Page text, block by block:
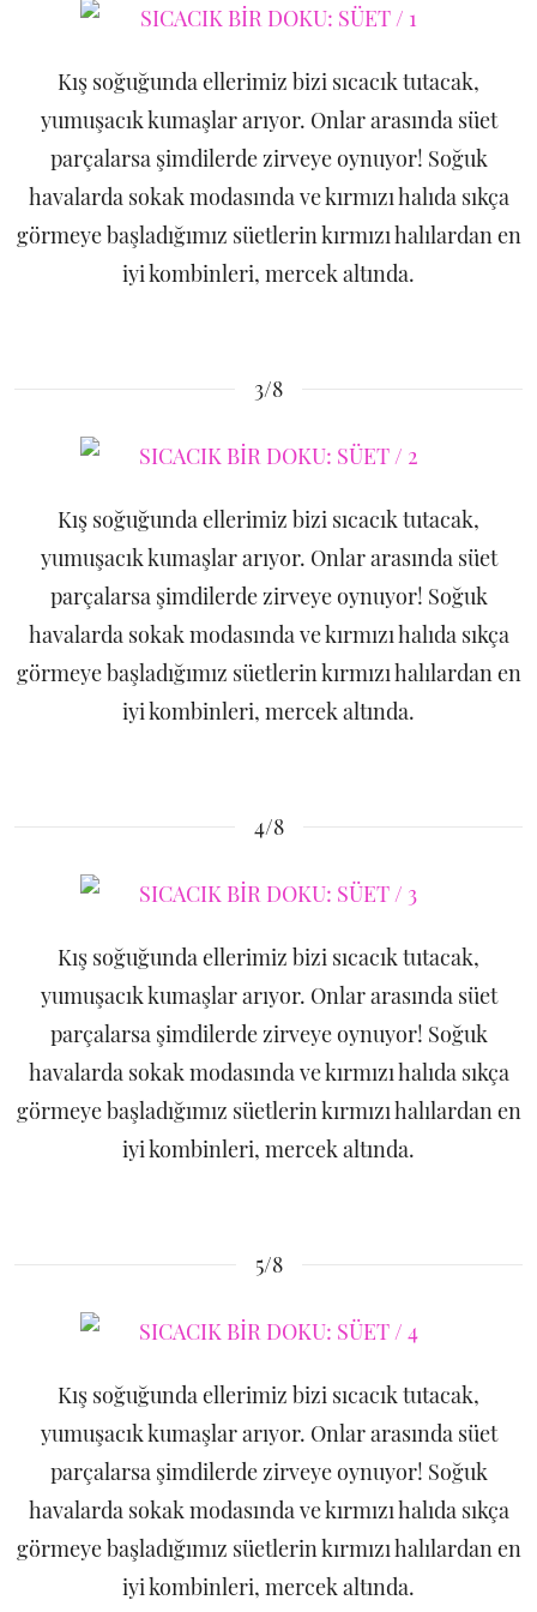
Kış soğuğunda ellerimiz bizi sıcacık tutacak,
yumuşacık kumaşlar arıyor. Onlar arasında süet
parçalarsa şimdilerde zirveye oynuyor! Soğuk
havalarda sokak modasında ve kırmızı halıda sıkça
görmeye başladığımız süetlerin kırmızı halılardan en
iyi kombinleri, mercek altında.
3/8
Kış soğuğunda ellerimiz bizi sıcacık tutacak,
yumuşacık kumaşlar arıyor. Onlar arasında süet
parçalarsa şimdilerde zirveye oynuyor! Soğuk
havalarda sokak modasında ve kırmızı halıda sıkça
görmeye başladığımız süetlerin kırmızı halılardan en
iyi kombinleri, mercek altında.
4/8
Kış soğuğunda ellerimiz bizi sıcacık tutacak,
yumuşacık kumaşlar arıyor. Onlar arasında süet
parçalarsa şimdilerde zirveye oynuyor! Soğuk
havalarda sokak modasında ve kırmızı halıda sıkça
görmeye başladığımız süetlerin kırmızı halılardan en
iyi kombinleri, mercek altında.
5/8
Kış soğuğunda ellerimiz bizi sıcacık tutacak,
yumuşacık kumaşlar arıyor. Onlar arasında süet
parçalarsa şimdilerde zirveye oynuyor! Soğuk
havalarda sokak modasında ve kırmızı halıda sıkça
görmeye başladığımız süetlerin kırmızı halılardan en
iyi kombinleri, mercek altında.